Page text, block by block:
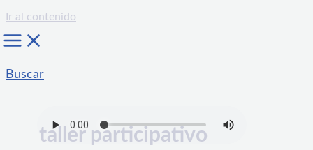
Ir al contenido
Buscar
taller participativo